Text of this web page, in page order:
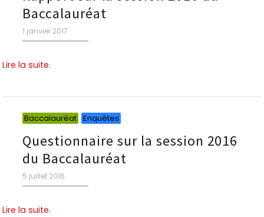
Baccalauréat
Publié
le
1 janvier 2017
Lire la suite.
Baccalauréat Enquêtes
Questionnaire sur la session 2016
du Baccalauréat
Publié
le
5 juillet 2016
Lire la suite.